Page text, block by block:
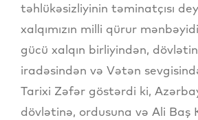
təhlükəsizliyinin təminatçısı
xalqımızın milli qürur
gücü xalqın birliyindən,
iradəsindən və Vətən
Tarixi Zəfər göstərdi ki,
dövlətinə, ordusuna və Ali Baş